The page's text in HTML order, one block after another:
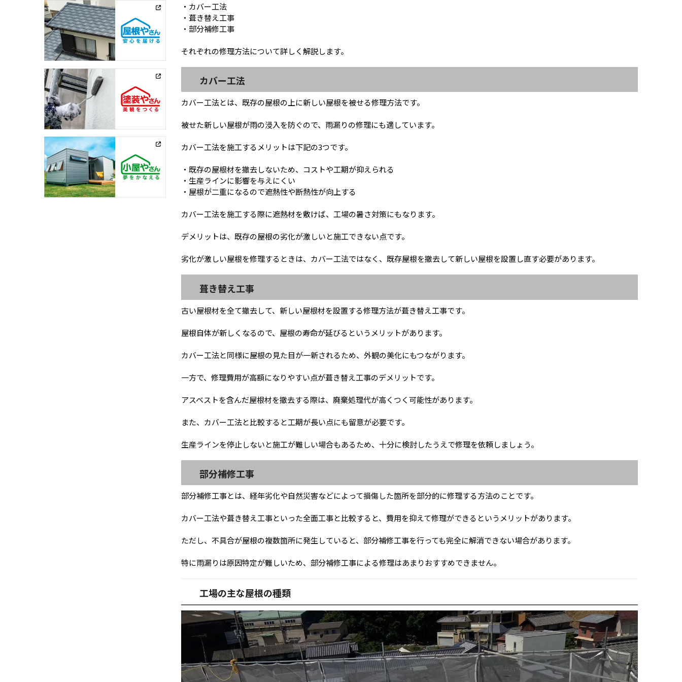
・カバー工法
・葺き替え工事
・部分補修工事
それぞれの修理方法について詳しく解説します。
カバー工法
カバー工法とは、既存の屋根の上に新しい屋根を被せる修理方法です。
被せた新しい屋根が雨の浸入を防ぐので、雨漏りの修理にも適しています。
カバー工法を施工するメリットは下記の3つです。
・既存の屋根材を撤去しないため、コストや工期が抑えられる
・生産ラインに影響を与えにくい
・屋根が二重になるので遮熱性や断熱性が向上する
カバー工法を施工する際に遮熱材を敷けば、工場の暑さ対策にもなります。
デメリットは、既存の屋根の劣化が激しいと施工できない点です。
劣化が激しい屋根を修理するときは、カバー工法ではなく、既存屋根を撤去して新しい屋根を設置し直す必要があります。
葺き替え工事
古い屋根材を全て撤去して、新しい屋根材を設置する修理方法が葺き替え工事です。
屋根自体が新しくなるので、屋根の寿命が延びるというメリットがあります。
カバー工法と同様に屋根の見た目が一新されるため、外観の美化にもつながります。
一方で、修理費用が高額になりやすい点が葺き替え工事のデメリットです。
アスベストを含んだ屋根材を撤去する際は、廃棄処理代が高くつく可能性があります。
また、カバー工法と比較すると工期が長い点にも留意が必要です。
生産ラインを停止しないと施工が難しい場合もあるため、十分に検討したうえで修理を依頼しましょう。
部分補修工事
部分補修工事とは、経年劣化や自然災害などによって損傷した箇所を部分的に修理する方法のことです。
カバー工法や葺き替え工事といった全面工事と比較すると、費用を抑えて修理ができるというメリットがあります。
ただし、不具合が屋根の複数箇所に発生していると、部分補修工事を行っても完全に解消できない場合があります。
特に雨漏りは原因特定が難しいため、部分補修工事による修理はあまりおすすめできません。
工場の主な屋根の種類